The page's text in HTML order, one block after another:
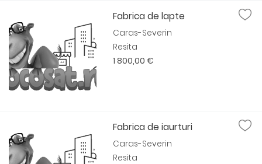
Fabrica de lapte
Caras-Severin
Resita
1 800,00 €
Fabrica de iaurturi
Caras-Severin
Resita